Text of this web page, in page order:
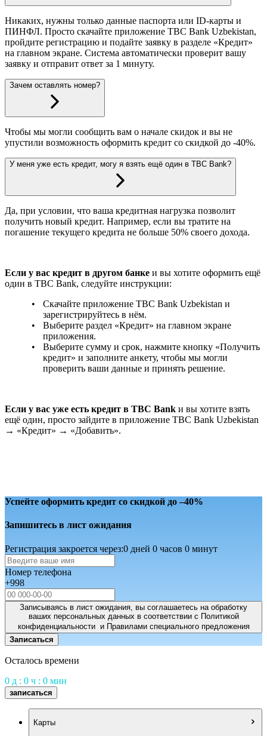
Никаких, нужны только данные паспорта или ID-карты и
ПИНФЛ. Просто скачайте приложение TBC Bank Uzbekistan,
пройдите регистрацию и подайте заявку в разделе «Кредит»
на главном экране. Система автоматически проверит вашу
заявку и отправит ответ за 1 минуту.
Зачем оставлять номер?
Чтобы мы могли сообщить вам о начале скидок и вы не
упустили возможность оформить кредит со скидкой до -40%.
У меня уже есть кредит, могу я взять ещё один в TBC Bank?
Да, при условии, что ваша кредитная нагрузка позволит
получить новый кредит. Например, если вы тратите на
погашение текущего кредита не больше 50% своего дохода.
Если у вас кредит в другом банке и вы хотите оформить ещё
один в TBC Bank, следуйте инструкции:
Скачайте приложение TBC Bank Uzbekistan и
зарегистрируйтесь в нём.
Выберите раздел «Кредит» на главном экране
приложения.
Выберите сумму и срок, нажмите кнопку «Получить
кредит» и заполните анкету, чтобы мы могли
проверить ваши данные и принять решение.
Если у вас уже есть кредит в ТВС Bank и вы хотите взять
ещё один, просто зайдите в приложение TBC Bank Uzbekistan
→ «Кредит» → «Добавить».
Успейте оформить кредит со скидкой до –40%
Запишитесь в лист ожидания
Регистрация закроется через:0 дней 0 часов 0 минут
Номер телефона
+998
Записываясь в лист ожидания, вы соглашаетесь на обработку
ваших персональных данных в соответствии с Политикой
конфиденциальности и Правилами специального предложения
Записаться
Осталось времени
0 д : 0 ч : 0 мин
записаться
Карты